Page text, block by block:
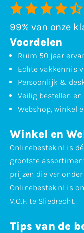
99% van onze
Voordelen
Ruim 50 jaar
Echte vakkennis
Persoonlijk &
Veilig bestellen en
Webshop, winkel
Winkel en
Onlinebestek.nl is
grootste
prijzen die ver
Onlinebestek.nl is
V.O.F. te Sliedrecht.
Tips van de